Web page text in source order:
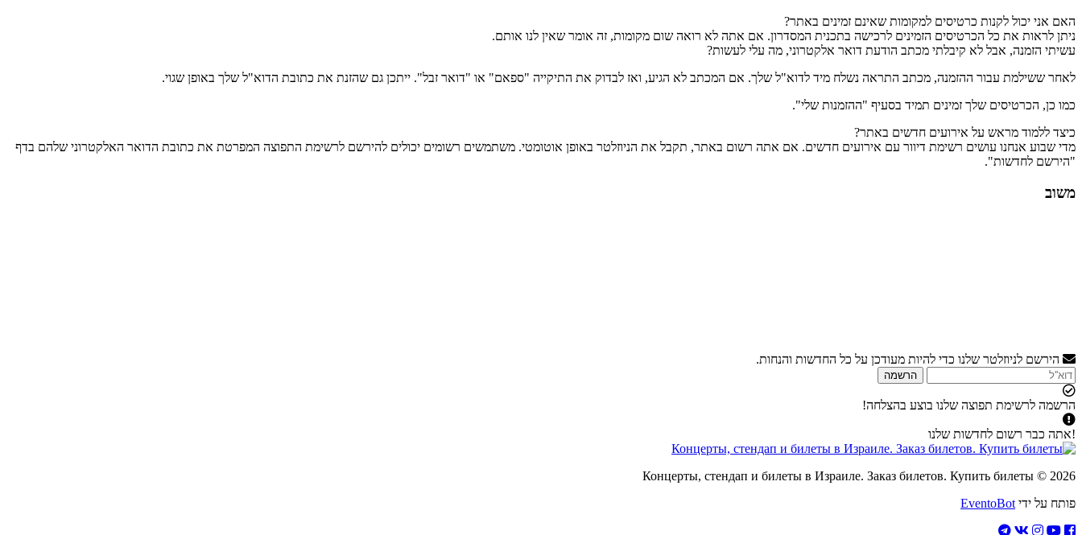
האם אני יכול לקנות כרטיסים למקומות שאינם זמינים באתר?
ניתן לראות את כל הכרטיסים הזמינים לרכישה בתכנית המסדרון. אם אתה לא רואה שום מקומות, זה אומר שאין לנו אותם.
עשיתי הזמנה, אבל לא קיבלתי מכתב הודעת דואר אלקטרוני, מה עלי לעשות?
לאחר ששילמת עבור ההזמנה, מכתב התראה נשלח מיד לדוא"ל שלך. אם המכתב לא הגיע, ואז לבדוק את התיקייה "ספאם" או "דואר זבל". ייתכן גם שהזנת את כתובת הדוא"ל שלך באופן שגוי.
כמו כן, הכרטיסים שלך זמינים תמיד בסעיף "ההזמנות שלי".
כיצד ללמוד מראש על אירועים חדשים באתר?
מדי שבוע אנחנו עושים רשימת דיוור עם אירועים חדשים. אם אתה רשום באתר, תקבל את הניוזלטר באופן אוטומטי. משתמשים רשומים יכולים להירשם לרשימת התפוצה המפרטת את כתובת הדואר האלקטרוני שלהם בדף
"הירשם לחדשות".
משוב
הירשם לניוזלטר שלנו כדי להיות מעודכן על כל החדשות והנחות.
הרשמה
הרשמה לרשימת תפוצה שלנו בוצע בהצלחה!
!אתה כבר רשום לחדשות שלנו
2026 © Концерты, стендап и билеты в Израиле. Заказ билетов. Купить билеты
פותח על ידי EventoBot